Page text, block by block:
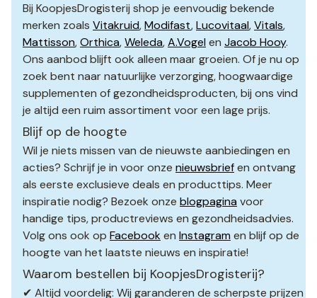
Bij KoopjesDrogisterij shop je eenvoudig bekende
merken zoals Vitakruid,Modifast,Lucovitaal,Vitals,
Mattisson,Orthica,Weleda,A.Vogelen Jacob Hooy.
Ons aanbod blijft ook alleen maar groeien. Of je nu op
zoek bent naar natuurlijke verzorging, hoogwaardige
supplementen of gezondheidsproducten, bij ons vind
je altijd een ruim assortiment voor een lage prijs.
Blijf op de hoogte
Wil je niets missen van de nieuwste aanbiedingen en
acties? Schrijf je in voor onze nieuwsbriefen ontvang
als eerste exclusieve deals en producttips. Meer
inspiratie nodig? Bezoek onze blogpaginavoor
handige tips, productreviews en gezondheidsadvies.
Volg ons ook op Facebooken Instagramen blijf op de
hoogte van het laatste nieuws en inspiratie!
Waarom bestellen bij KoopjesDrogisterij?
✔ Altijd voordelig: Wij garanderen de scherpste prijzen